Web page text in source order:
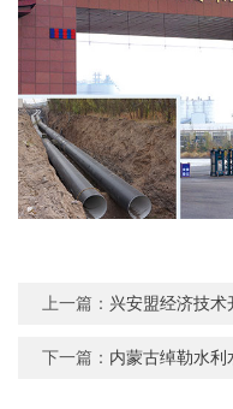
上一篇： 兴安盟经济技
下一篇： 内蒙古绰勒水利